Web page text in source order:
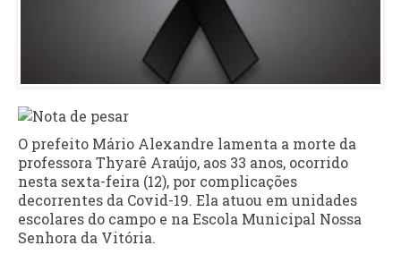
O prefeito Mário Alexandre lamenta a morte da
professora Thyarê Araújo, aos 33 anos, ocorrido
nesta sexta-feira (12), por complicações
decorrentes da Covid-19. Ela atuou em unidades
escolares do campo e na Escola Municipal Nossa
Senhora da Vitória.